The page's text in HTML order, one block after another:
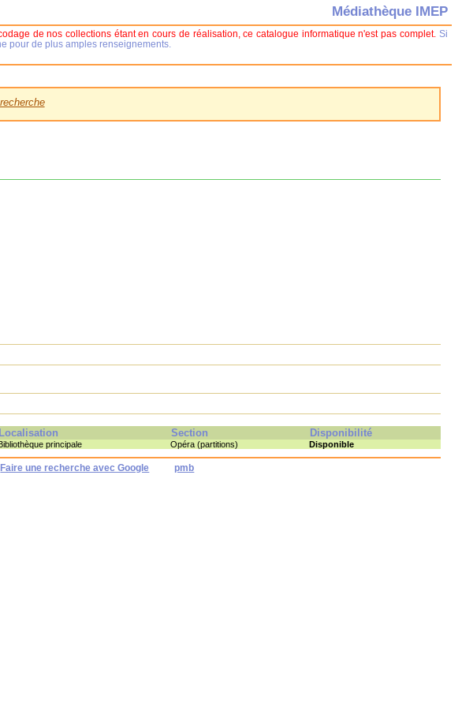
Localisation Section Disponibilité
principale Opéra (partitions) Disponible
Faire une recherche avec Google pmb
Médiathèque IMEP
de nos collections étant en cours de réalisation, ce catalogue informatique n'est pas complet. Si
pour de plus amples renseignements.